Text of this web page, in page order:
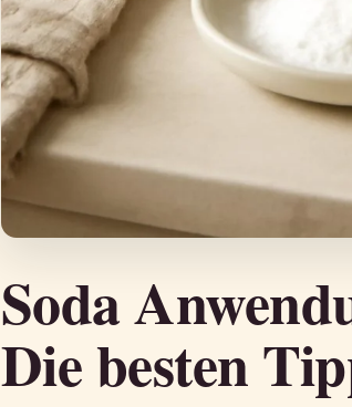
Soda
Die besten